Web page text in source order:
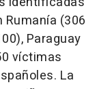
(306
Paraguay
víctimas
La